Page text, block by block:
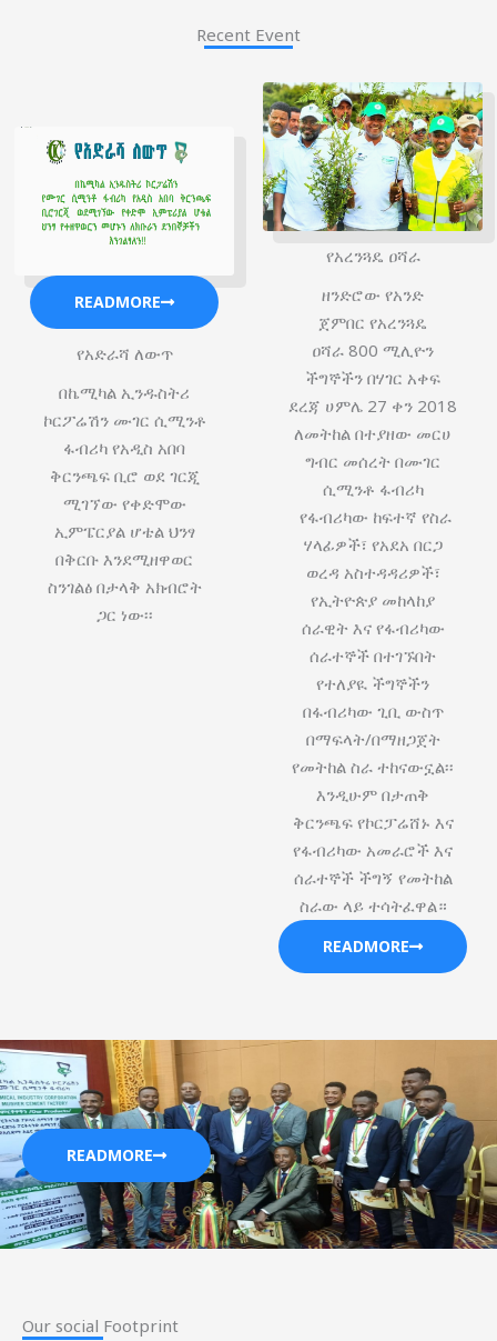
Recent Event
READMORE
የአድራሻ ለውጥ
በኬሚካል ኢንዱስትሪ
ኮርፖሬሽን ሙገር ሲሚንቶ
ፋብሪካ የአዲስ አበባ
ቅርንጫፍ ቢሮ ወደ ገርጂ
ሚገኘው የቀድሞው
ኢምፔርያል ሆቴል ህንፃ
በቅርቡ እንደሚዘዋወር
ስንገልፅ በታላቅ አክብሮት
ጋር ነው፡፡
የአረንጓዴ ዐሻራ
ዘንድሮው የአንድ
ጀምበር የአረንጓዴ
ዐሻራ 800 ሚሊዮን
ችግኞችን በሃገር አቀፍ
ደረጃ ሀምሌ 27 ቀን 2018
ለመትከል በተያዘው መርሀ
ግብር መሰረት በሙገር
ሲሚንቶ ፋብሪካ
የፋብሪካው ከፍተኛ የስራ
ሃላፊዎች፣ የአደአ በርጋ
ወረዳ አስተዳዳሪዎች፣
የኢትዮጵያ መከላከያ
ሰራዊት እና የፋብሪካው
ሰራተኞች በተገኙበት
የተለያዪ ችግኞችን
በፋብሪካው ጊቢ ውስጥ
በማፍላት/በማዘጋጀት
የመትከል ስራ ተከናውኗል፡፡
እንዲሁም በታጠቅ
ቅርንጫፍ የኮርፓሬሸ‍ኑ እና
የፋብሪካው አመራሮች እና
ሰራተኞች ችግኝ የመትከል
ስራው ላይ ተሳትፈዋል።
READMORE
READMORE
Our social Footprint​